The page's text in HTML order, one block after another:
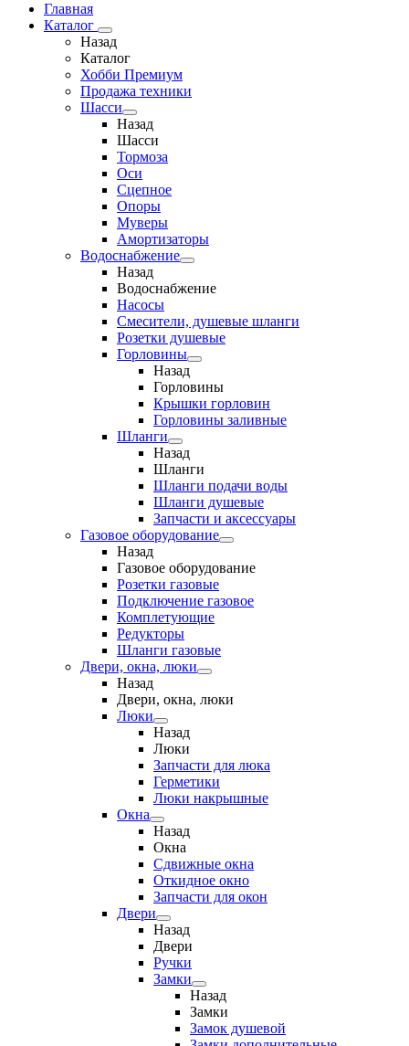
Главная
Каталог
Назад
Каталог
Хобби Премиум
Продажа техники
Шасси
Назад
Шасси
Тормоза
Оси
Сцепное
Опоры
Муверы
Амортизаторы
Водоснабжение
Назад
Водоснабжение
Насосы
Смесители, душевые шланги
Розетки душевые
Горловины
Назад
Горловины
Крышки горловин
Горловины заливные
Шланги
Назад
Шланги
Шланги подачи воды
Шланги душевые
Запчасти и аксессуары
Газовое оборудование
Назад
Газовое оборудование
Розетки газовые
Подключение газовое
Комплетующие
Редукторы
Шланги газовые
Двери, окна, люки
Назад
Двери, окна, люки
Люки
Назад
Люки
Запчасти для люка
Герметики
Люки накрышные
Окна
Назад
Окна
Сдвижные окна
Откидное окно
Запчасти для окон
Двери
Назад
Двери
Ручки
Замки
Назад
Замки
Замок душевой